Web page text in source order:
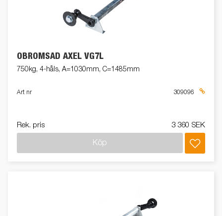
OBROMSAD AXEL VG7L
750kg, 4-håls, A=1030mm, C=1485mm
Art nr 309096
Rek. pris 3 360 SEK
Köp